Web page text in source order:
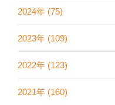
2024年 (75)
2023年 (109)
2022年 (123)
2021年 (160)